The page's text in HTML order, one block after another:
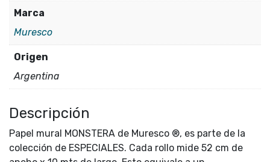
Marca
Muresco
Origen
Argentina
Descripción
Papel mural MONSTERA de Muresco ®, es parte de la
colección de ESPECIALES. Cada rollo mide 52 cm de